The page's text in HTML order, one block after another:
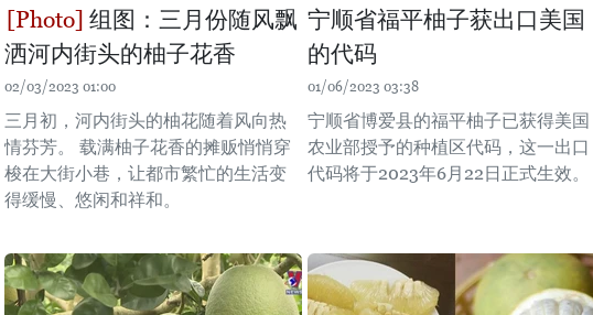
组图：三月份随风飘
洒河内街头的柚子花香
02/03/2023 01:00
三月初，河内街头的柚花随着风向热
情芬芳。 载满柚子花香的摊贩悄悄穿
梭在大街小巷，让都市繁忙的生活变
得缓慢、悠闲和祥和。
宁顺省福平柚子获出口美国
的代码
01/06/2023 03:38
宁顺省博爱县的福平柚子已获得美国
农业部授予的种植区代码，这一出口
代码将于2023年6月22日正式生效。